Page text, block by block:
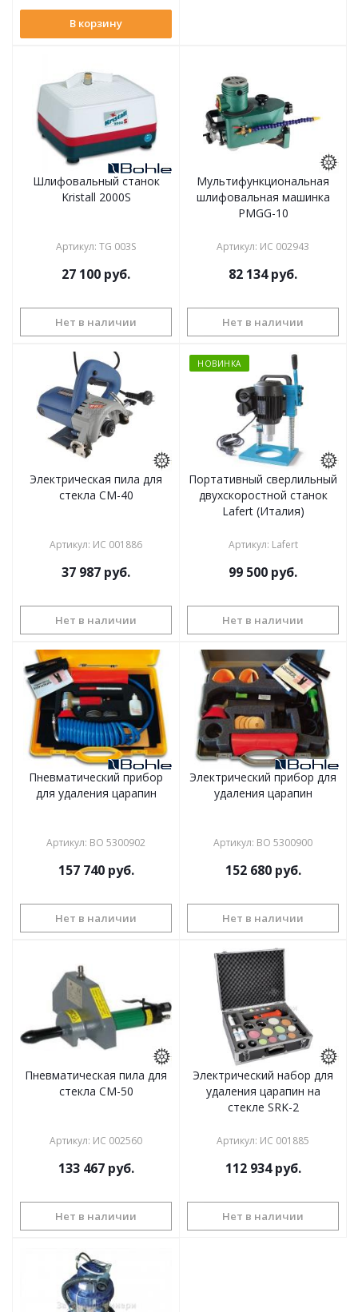
В корзину
Шлифовальный станок
Kristall 2000S
Артикул: TG 003S
27 100 руб.
Нет в наличии
Мультифункциональная
шлифовальная машинка
PMGG-10
Артикул: ИС 002943
82 134руб.
Нет в наличии
Электрическая пила для
стекла CM-40
Артикул: ИС 001886
37 987 руб.
Нет в наличии
НОВИНКА
Портативный сверлильный
двухскоростной станок
Lafert (Италия)
Артикул: Lafert
99 500 руб.
Нет в наличии
Пневматический прибор
для удаления царапин
Артикул: ВО 5300902
157 740руб.
Нет в наличии
Электрический прибор для
удаления царапин
Артикул: ВО 5300900
152 680руб.
Нет в наличии
Пневматическая пила для
стекла CM-50
Артикул: ИС 002560
133 467руб.
Нет в наличии
Электрический набор для
удаления царапин на
стекле SRK-2
Артикул: ИС 001885
112 934руб.
Нет в наличии